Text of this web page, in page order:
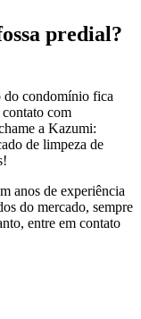
predial?
do condomínio fica
com
a Kazumi:
de limpeza de
anos de experiência
do mercado, sempre
entre em contato